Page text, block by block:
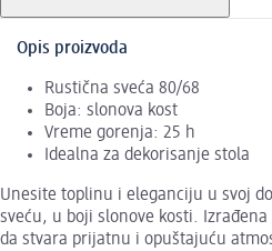
Opis proizvoda
Rustična sveća 80/68
Boja: slonova kost
Vreme gorenja: 25 h
Idealna za dekorisanje stola
Unesite toplinu i eleganciju u svoj
sveću, u boji slonove kosti.
da stvara prijatnu i opuštajuću